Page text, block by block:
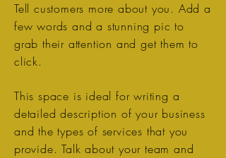
Tell customers more about you. Add a
few words and a stunning pic to
grab their attention and get them to
click.
This space is ideal for writing a
detailed description of your business
and the types of services that you
provide. Talk about your team and